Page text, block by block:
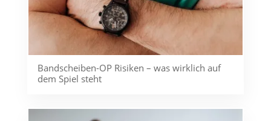
Bandscheiben-OP Risiken – was wirklich auf
dem Spiel steht